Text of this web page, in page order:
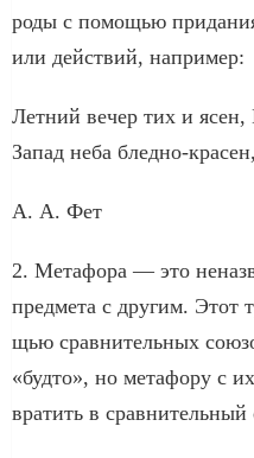
ро­ды с помо­щью
или дей­ствий, напри­мер:
Летний вечер тих и
Запад неба бледно-
А. А. Фет
2. Метафора — это
пред­ме­та с дру­гим. Этот
щью срав­ни­тель­ных
«буд­то», но мета­фо­ру с
вра­тить в срав­ни­тель­ный